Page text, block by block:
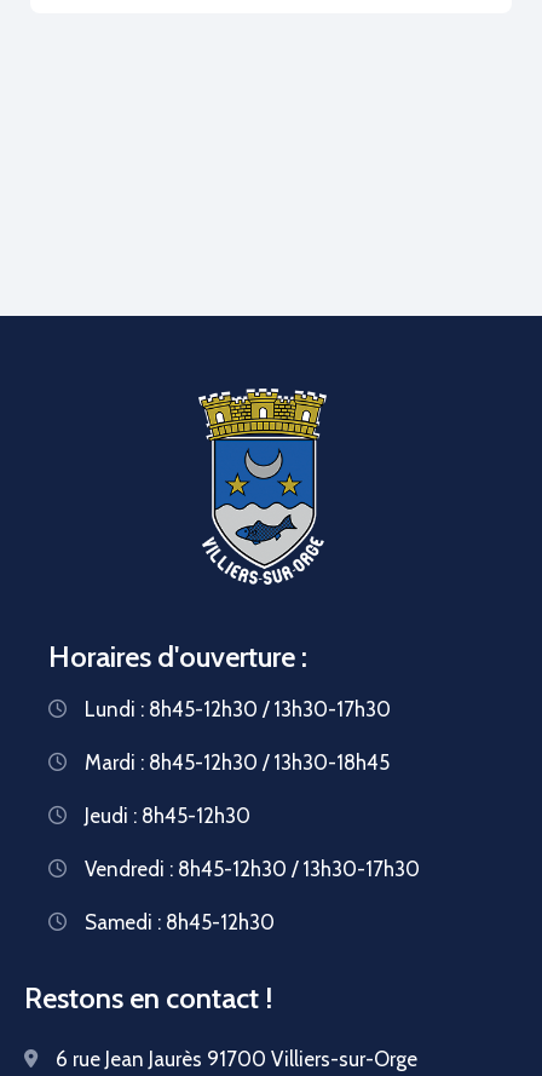
Horaires d'ouverture :
Lundi : 8h45-12h30 / 13h30-17h30
Mardi : 8h45-12h30 / 13h30-18h45
Jeudi : 8h45-12h30
Vendredi : 8h45-12h30 / 13h30-17h30
Samedi : 8h45-12h30
Restons en contact !
6 rue Jean Jaurès 91700 Villiers-sur-Orge